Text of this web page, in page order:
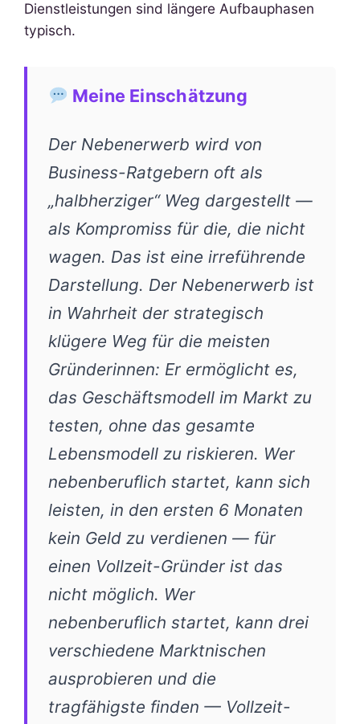
Dienstleistungen sind längere Aufbauphasen
typisch.
Meine Einschätzung
Der Nebenerwerb wird von
Business-Ratgebern oft als
„halbherziger“ Weg dargestellt —
als Kompromiss für die, die nicht
wagen. Das ist eine irreführende
Darstellung. Der Nebenerwerb ist
in Wahrheit der strategisch
klügere Weg für die meisten
Gründerinnen: Er ermöglicht es,
das Geschäftsmodell im Markt zu
testen, ohne das gesamte
Lebensmodell zu riskieren. Wer
nebenberuflich startet, kann sich
leisten, in den ersten 6 Monaten
kein Geld zu verdienen — für
einen Vollzeit-Gründer ist das
nicht möglich. Wer
nebenberuflich startet, kann drei
verschiedene Marktnischen
ausprobieren und die
tragfähigste finden — Vollzeit-